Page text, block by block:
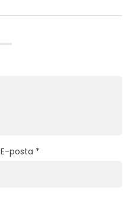
E-posta *